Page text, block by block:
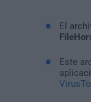
El
Este